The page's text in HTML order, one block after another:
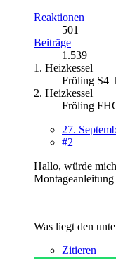
Reaktionen
501
Beiträge
1.539
1. Heizkessel
Fröling S4
2. Heizkessel
Fröling
27.
#2
Hallo, würde
Was liegt den
Zitieren